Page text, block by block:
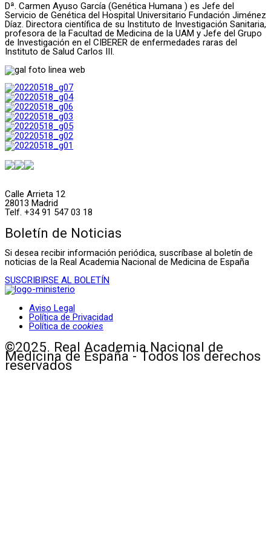
Dª. Carmen Ayuso García (Genética Humana ) es Jefe del
Servicio de Genética del Hospital Universitario Fundación Jiménez
Díaz. Directora científica de su Instituto de Investigación Sanitaria,
profesora de la Facultad de Medicina de la UAM y Jefe del Grupo
de Investigación en el CIBERER de enfermedades raras del
Instituto de Salud Carlos III.
Calle Arrieta 12
28013 Madrid
Telf. +34 91 547 03 18
Boletín de Noticias
Si desea recibir información periódica, suscríbase al boletín de
noticias de la Real Academia Nacional de Medicina de España
SUSCRIBIRSE AL BOLETÍN
Aviso Legal
Política de Privacidad
Política de cookies
©2025. Real Academia Nacional de
Medicina de España - Todos los derechos
reservados